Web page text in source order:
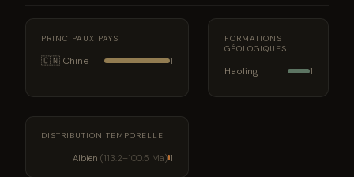
PRINCIPAUX PAYS
🇨🇳 Chine 1
FORMATIONS
GÉOLOGIQUES
Haoling 1
DISTRIBUTION TEMPORELLE
Albien (113.2–100.5 Ma) 1